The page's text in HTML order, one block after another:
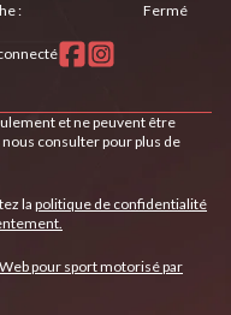
: Fermé
et ne peuvent être
consulter pour plus de
lapolitique de confidentialité
Web pour sport motorisé par